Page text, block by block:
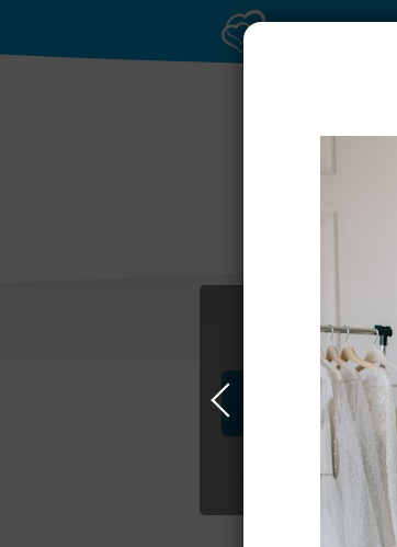
Профессионалы и
Свадьба в Москве
Подбор